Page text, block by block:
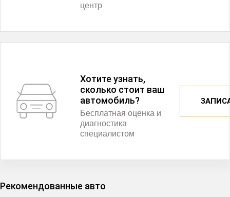
центр
Хотите узнать,
сколько стоит ваш
автомобиль?
Бесплатная оценка и
диагностика
специалистом
Рекомендованные авто